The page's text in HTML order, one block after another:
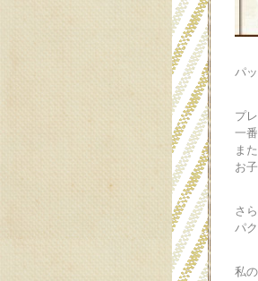
パ
プ
一
また
お
さ
パ
私